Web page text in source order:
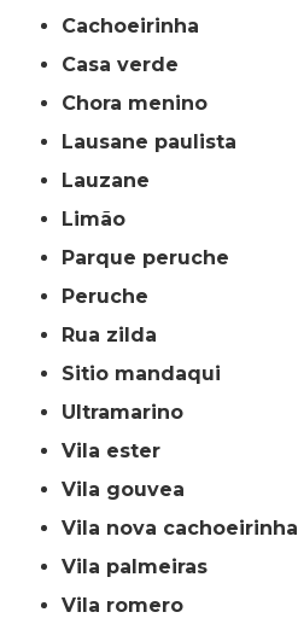
cachoeirinha
casa verde
chora menino
lausane paulista
lauzane
limão
parque peruche
peruche
rua zilda
sitio mandaqui
ultramarino
vila ester
vila gouvea
vila nova cachoeirinha
vila palmeiras
vila romero